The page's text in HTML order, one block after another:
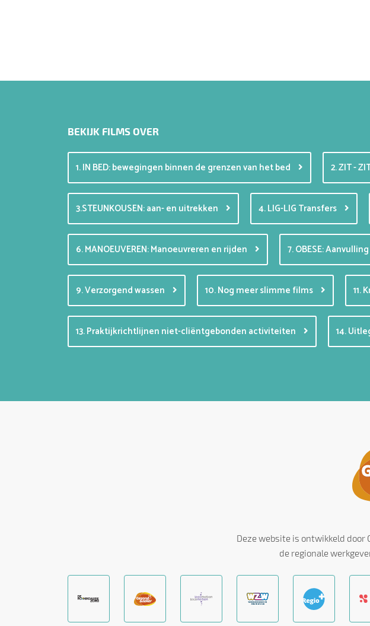
BEKIJK FILMS OVER
1. IN BED: bewegingen binnen de grenzen van het bed 2. ZIT -
3.STEUNKOUSEN: aan- en uitrekken 4. LIG-LIG Transfers
6. MANOEUVEREN: Manoeuvreren en rijden 7. OBESE:
9. Verzorgend wassen 10. Nog meer slimme films 11.
13. Praktijkrichtlijnen niet-cliëntgebonden activiteiten 14.
Deze website is ontwikkeld door
de regionale